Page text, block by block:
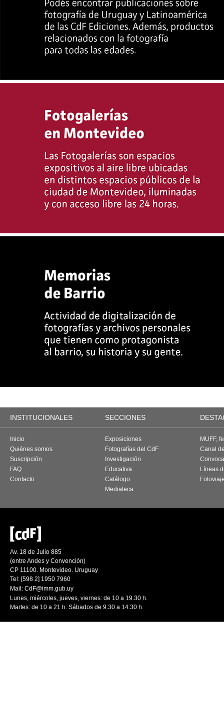
INSTITUCIONALES SECCIONES
Inicio
Quiénes somos
Suscripción
FAQ
Contacto
Exposiciones
Fotografías del CdF
Investigación
Educativa
Catálogo
Mediateca
MUFF,
Canal
Líneas
Av. 18 de Julio 885
(entre Andes y Convención)
CP 11100. Montevideo. Uruguay
Tel: [598 2] 1950 7960
Mail: CdF@imm.gub.uy
Lunes, miércoles, jueves, viernes: de 10 a 19.30 h.
Martes: de 10 a 21 h. Sábados de 9.30 a 14.30 h.